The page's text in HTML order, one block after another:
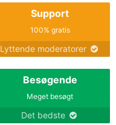
Support
100% gratis
Lyttende moderatorer
Besøgende
Meget besøgt
Det bedste